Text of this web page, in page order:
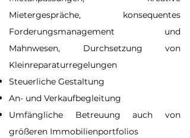
Mietergespräche, konsequentes
Forderungsmanagement und
Mahnwesen, Durchsetzung von
Kleinreparaturregelungen
Steuerliche Gestaltung
An- und Verkaufbegleitung
Umfängliche Betreuung auch von
größeren Immobilienportfolios